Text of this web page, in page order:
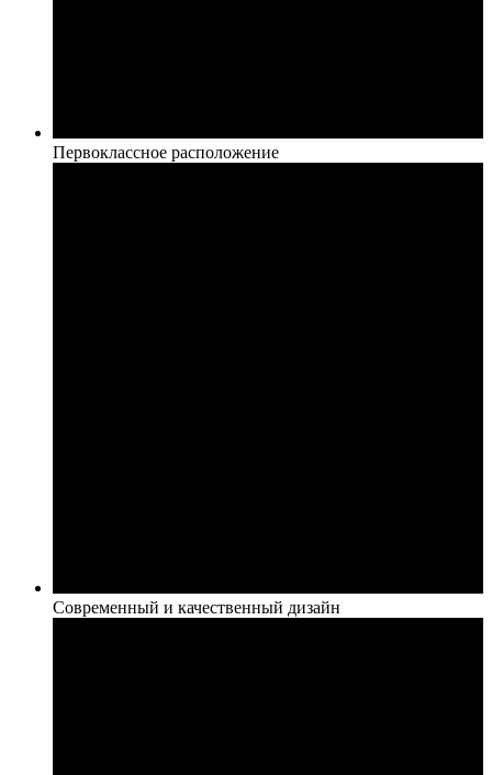
Первоклассное расположение
Современный и качественный дизайн